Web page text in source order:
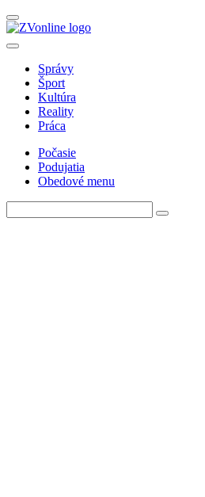
Správy
Šport
Kultúra
Reality
Práca
Počasie
Podujatia
Obedové menu